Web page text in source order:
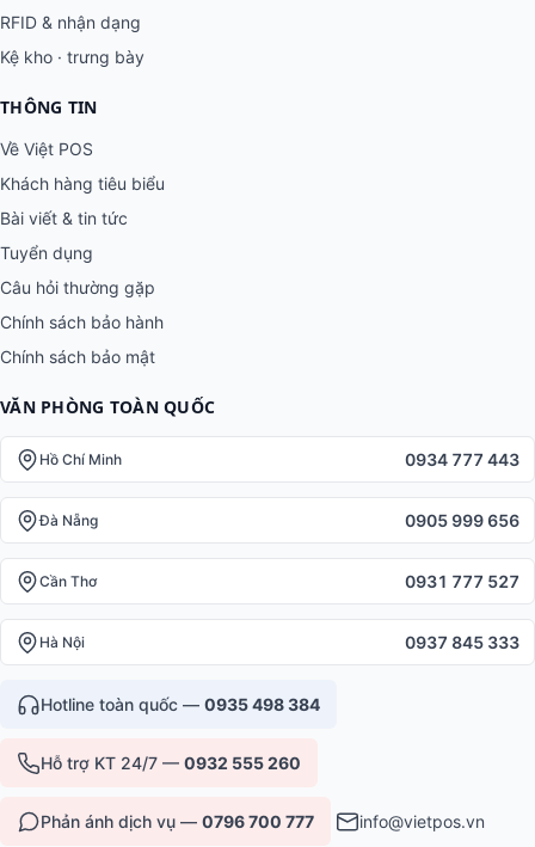
RFID & nhận dạng
Kệ kho · trưng bày
THÔNG TIN
Về Việt POS
Khách hàng tiêu biểu
Bài viết & tin tức
Tuyển dụng
Câu hỏi thường gặp
Chính sách bảo hành
Chính sách bảo mật
VĂN PHÒNG TOÀN QUỐC
Hồ Chí Minh 0934 777 443
Đà Nẵng 0905 999 656
Cần Thơ 0931 777 527
Hà Nội 0937 845 333
Hotline toàn quốc — 0935 498 384
Hỗ trợ KT 24/7 — 0932 555 260
Phản ánh dịch vụ — 0796 700 777 info@vietpos.vn